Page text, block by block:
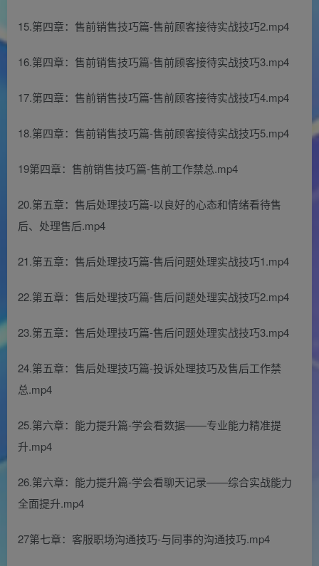
15.第四章：售前销售技巧篇-售前顾客接待实战技巧2.mp4
16.第四章：售前销售技巧篇-售前顾客接待实战技巧3.mp4
17.第四章：售前销售技巧篇-售前顾客接待实战技巧4.mp4
18.第四章：售前销售技巧篇-售前顾客接待实战技巧5.mp4
19第四章：售前销售技巧篇-售前工作禁总.mp4
20.第五章：售后处理技巧篇-以良好的心态和情绪看待售
后、处理售后.mp4
21.第五章：售后处理技巧篇-售后问题处理实战技巧1.mp4
22.第五章：售后处理技巧篇-售后问题处理实战技巧2.mp4
23.第五章：售后处理技巧篇-售后问题处理实战技巧3.mp4
24.第五章：售后处理技巧篇-投诉处理技巧及售后工作禁
总.mp4
25.第六章：能力提升篇-学会看数据——专业能力精准提
升.mp4
26.第六章：能力提升篇-学会看聊天记录——综合实战能力
全面提升.mp4
27第七章：客服职场沟通技巧-与同事的沟通技巧.mp4